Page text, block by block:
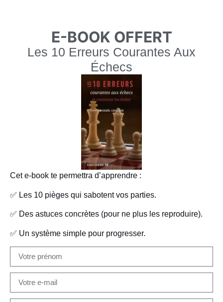
E-BOOK OFFERT
Les 10 Erreurs Courantes Aux
Échecs
Cet e-book te permettra d’apprendre :
✅ Les 10 pièges qui sabotent vos parties.
✅ Des astuces concrètes (pour ne plus les reproduire).
✅ Un système simple pour progresser.